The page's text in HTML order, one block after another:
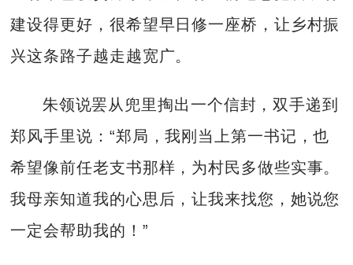
建设得更好，很希望早日修一座桥，让乡村振
兴这条路子越走越宽广。
朱领说罢从兜里掏出一个信封，双手递到
郑风手里说：“郑局，我刚当上第一书记，也
希望像前任老支书那样，为村民多做些实事。
我母亲知道我的心思后，让我来找您，她说您
一定会帮助我的！”